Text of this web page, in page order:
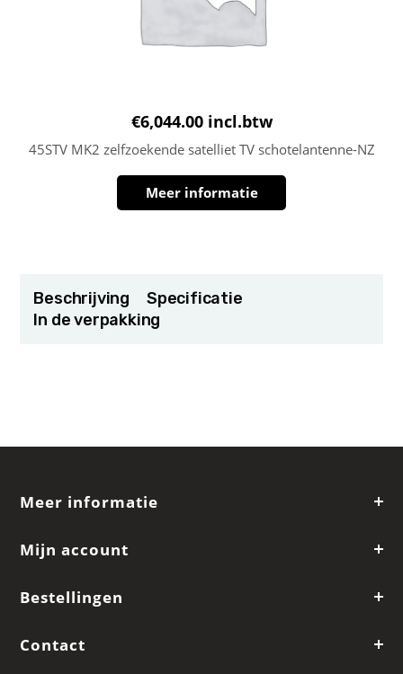
€6,044.00 incl.btw
45STV MK2 zelfzoekende satelliet TV schotelantenne-NZ
Meer informatie
Beschrijving
Specificatie
In de verpakking
Meer informatie
Mijn account
Bestellingen
Contact